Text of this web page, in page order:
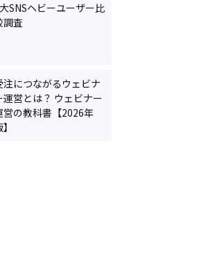
SNSヘビーユーザー比
調査
注につながるウェビナ
運営とは？ ウェビナー
営の教科書【2026年